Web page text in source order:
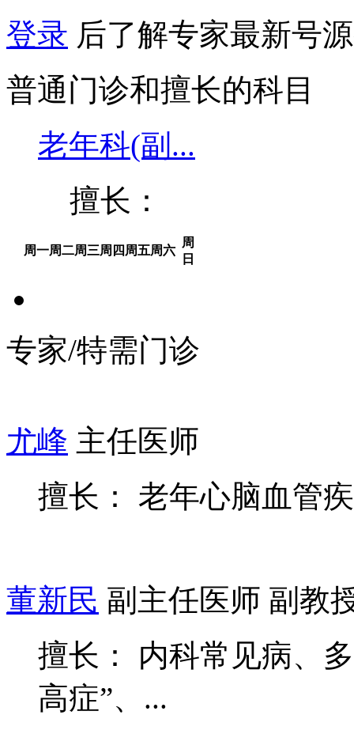
登录 后了解专家最新号
普通门诊和擅长的科目
老年科(副...
擅长：
周一周二周三周四 周五周六
周
日
专家/特需门诊
尤峰 主任医师
擅长： 老年心脑血管
董新民 副主任医师 副教
擅长： 内科常见病、
高症”、...